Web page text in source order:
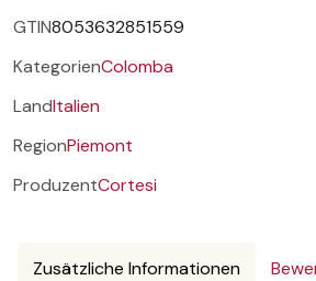
GTIN8053632851559
KategorienColomba
LandItalien
RegionPiemont
ProduzentCortesi
Zusätzliche Informationen